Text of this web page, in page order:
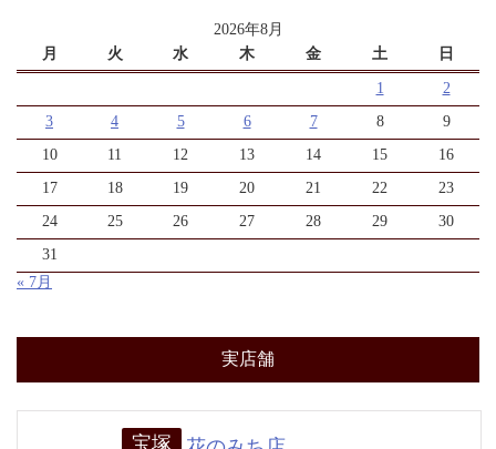
2026年8月
月
火 水 木 金 土 日
1
2
3
4 5 6 7 8
9
10
11 12 13 14 15
16
17
18 19 20 21 22
23
24
25 26 27 28 29
30
31
« 7月
実店舗
宝塚